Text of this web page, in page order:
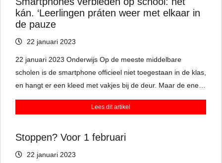
kán. ‘Leerlingen práten weer met elkaar in
de pauze
22 januari 2023
22 januari 2023 Onderwijs Op de meeste middelbare
scholen is de smartphone officieel niet toegestaan in de klas,
en hangt er een kleed met vakjes bij de deur. Maar de ene
leraar is wat consequenter dan de ander. De VO-raad
zwengelt de discussie aan: ‘In sommige lessen bieden ze
Lees dit artikel
Stoppen? Voor 1 februari
22 januari 2023